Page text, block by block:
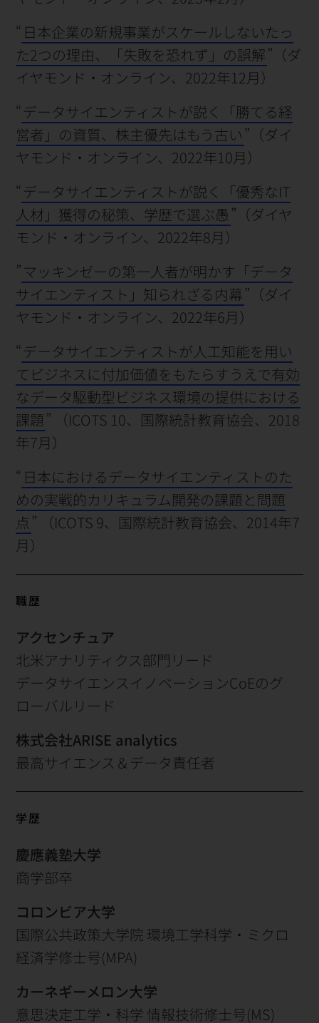
“ 日本企業の新規事業がスケールしないたっ
た2つの理由、「失敗を恐れず」の誤解 ”（ダ
イヤモンド・オンライン、2022年12月）
“ データサイエンティストが説く「勝てる経
営者」の資質、株主優先はもう古い ”（ダイ
ヤモンド・オンライン、2022年10月）
“ データサイエンティストが説く「優秀なIT
人材」獲得の秘策、学歴で選ぶ愚 ”（ダイヤ
モンド・オンライン、2022年8月）
”マッキンゼーの第一人者が明かす「データ
サイエンティスト」知られざる内幕”（ダイ
ヤモンド・オンライン、2022年6月）
“ データサイエンティストが人工知能を用い
てビジネスに付加価値をもたらすうえで有効
なデータ駆動型ビジネス環境の提供における
課題” （ICOTS 10、国際統計教育協会、2018
年7月）
“ 日本におけるデータサイエンティストのた
めの実戦的カリキュラム開発の課題と問題
点 ” （ICOTS 9、国際統計教育協会、2014年7
月）
職歴
アクセンチュア
北米アナリティクス部門リード
データサイエンスイノベーションCoEのグ
ローバルリード
株式会社ARISE analytics
最高サイエンス＆データ責任者
学歴
慶應義塾大学
商学部卒
コロンビア大学
国際公共政策大学院 環境工学科学・ミクロ
経済学修士号(MPA)
カーネギーメロン大学
意思決定工学・科学 情報技術修士号(MS)